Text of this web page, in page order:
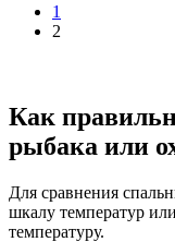
1
2
Как
рыбака или
Для сравнения
шкалу температур
температуру.